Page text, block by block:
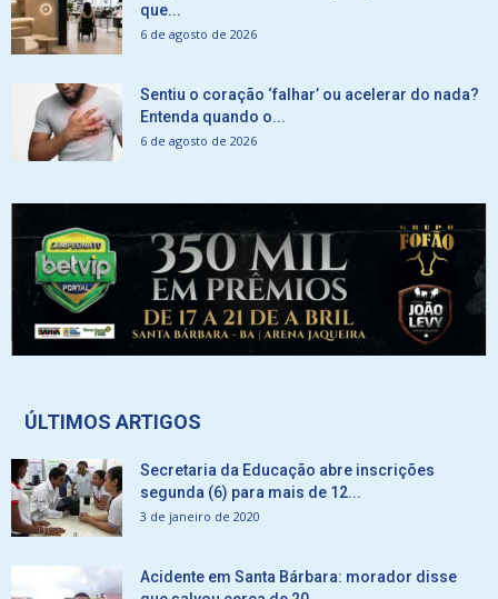
que...
6 de agosto de 2026
Sentiu o coração ‘falhar’ ou acelerar do nada?
Entenda quando o...
6 de agosto de 2026
ÚLTIMOS ARTIGOS
Secretaria da Educação abre inscrições
segunda (6) para mais de 12...
3 de janeiro de 2020
Acidente em Santa Bárbara: morador disse